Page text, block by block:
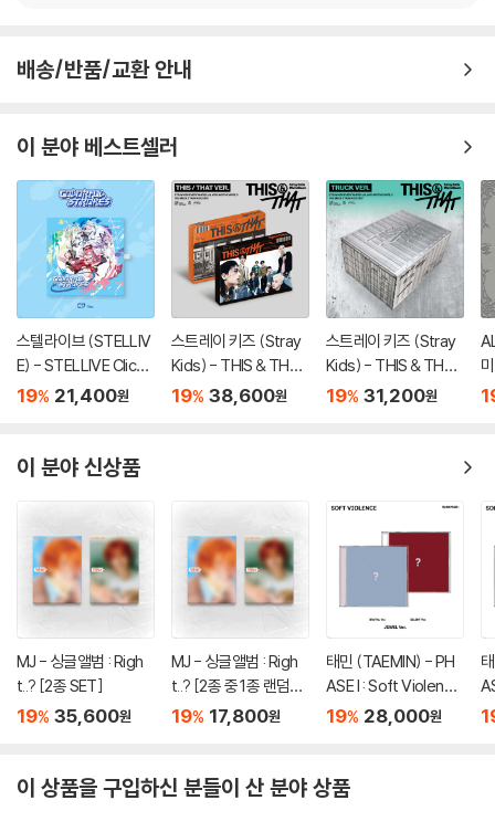
Composed by 지효, 24kGoldn, earattack, Melanie Fontana, Lin
dgren, 공도
Original publisher JYP Publishing (KOMCA), Heavymental Soun
d/ Music Cube, Inc., Almo Music Corp./51000 Feet Music/Tinke
rmel Music Creations (ASCAP), Sony/ATV Ballad (BMI), 24KGO
LDN PUBLISHING / Artist 101 Publishing Group (BMI). All rights a
dministered by Songs of Kobalt Music Publishing
Sub-publisher JYP Publishing (KOMCA), Music Cube, Inc./ peer
music, Universal Music Publishing, Sony Music Publishing
Sessions Background vocals by Melanie Fontana
Vocals directed by earattack
Digital editing by 이경원
Recorded by 서은일, earattack at JYPE Studios (지효), Nick Mac
Mixed by 이태섭 at JYPE Studios
Mastered by 권남우 at 821 Sound Mastering
Mixed in Dolby Atmos by 신봉원 (Asst.박남준) at GLAB Studios
지효가 미국에서 직접 작곡한 'Talkin’ About It (Feat. 24kGoldn)'은
섹시한 분위기가 인상적인 댄스팝곡으로 캐치한 훅이 흥을 돋운다. 세계적
인 래퍼 24케이골든이 피처링을 맡아 지효와 신선한 시너지를 냈다.
3. Closer
Composed by Rykeyz (Ryan Williamson), Jae Stephens, Dewa
in Whitmore, Marty Rod
배송/반품/교환 안내
이 분야 베스트셀러
스텔라이브 (STELLIV
E) - STELLIVE Cliche
1st EP 「Colorful Stro
19% 21,400원
스트레이 키즈 (Stray
Kids) - THIS & THAT
[2종 SET]
19% 38,600원
스트레이 키즈 (Stray
Kids) - THIS & THAT
[TRUCK VER.]
19% 31,200원
이 분야 신상품
MJ - 싱글앨범 : Righ
t..? [2종 SET]
19% 35,600원
MJ - 싱글앨범 : Righ
t..? [2종 중 1종 랜덤발
송]
19% 17,800원
태민 (TAEMIN) - PH
ASE I : Soft Violence
[JEWEL Ver.][2종 SE
19% 28,000원
이 상품을 구입하신 분들이 산 분야 상품